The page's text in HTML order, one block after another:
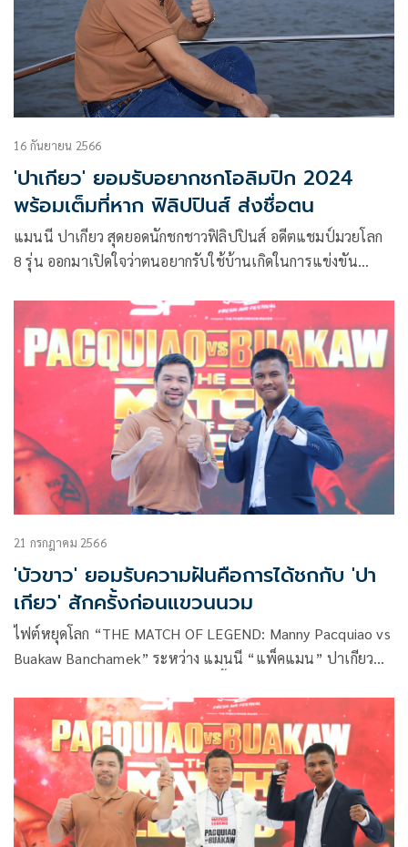
16 กันยายน 2566
'ปาเกียว' ยอมรับอยากชกโอลิมปิก 2024
พร้อมเต็มที่หาก ฟิลิปปินส์ ส่งชื่อตน
แมนนี ปาเกียว สุดยอดนักชกชาวฟิลิปปินส์ อดีตแชมป์มวยโลก
8 รุ่น ออกมาเปิดใจว่าตนอยากรับใช้บ้านเกิดในการแข่งขัน
ปีหน้า
21 กรกฎาคม 2566
'บัวขาว' ยอมรับความฝันคือการได้ชกกับ 'ปา
เกียว' สักครั้งก่อนแขวนนวม
ไฟต์หยุดโลก “THE MATCH OF LEGEND: Manny Pacquiao vs
Buakaw Banchamek” ระหว่าง แมนนี “แพ็คแมน” ปาเกียว
2567 โดยเมื่อวันที่ 21 กรกฎาคมที่ผ่านมา มีการตั้งโต๊ะแถลงข่าว
อย่างเป็นทางการ